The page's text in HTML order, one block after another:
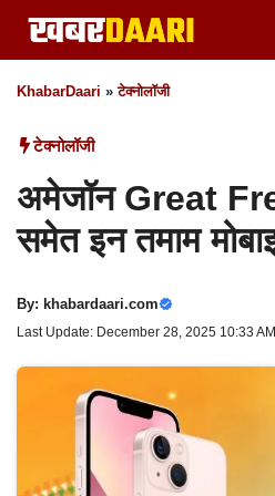
Skip
to
content
KhabarDaari »टेक्नोलॉजी
टेक्नोलॉजी
अमेजॉन Great
समेत इन तमाम
By: khabardaari.com
Last Update: December 28, 2025 10:33 AM